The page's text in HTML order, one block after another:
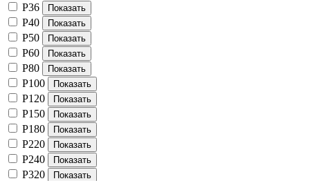
P36
P40
P50
P60
P80
P100
P120
P150
P180
P220
P240
P320